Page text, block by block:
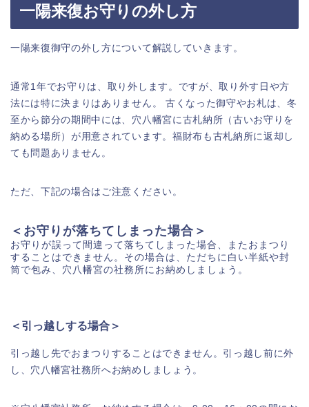
一陽来復お守りの外し方
一陽来復御守の外し方について解説していきます。
通常1年でお守りは、取り外します。ですが、取り外す日や方
法には特に決まりはありません。 古くなった御守やお札は、冬
至から節分の期間中には、穴八幡宮に古札納所（古いお守りを
納める場所）が用意されています。福財布も古札納所に返却し
ても問題ありません。
ただ、下記の場合はご注意ください。
＜お守りが落ちてしまった場合＞
お守りが誤って間違って落ちてしまった場合、またおまつり
することはできません。その場合は、ただちに白い半紙や封
筒で包み、穴八幡宮の社務所にお納めしましょう。
＜引っ越しする場合＞
引っ越し先でおまつりすることはできません。引っ越し前に外
し、穴八幡宮社務所へお納めしましょう。